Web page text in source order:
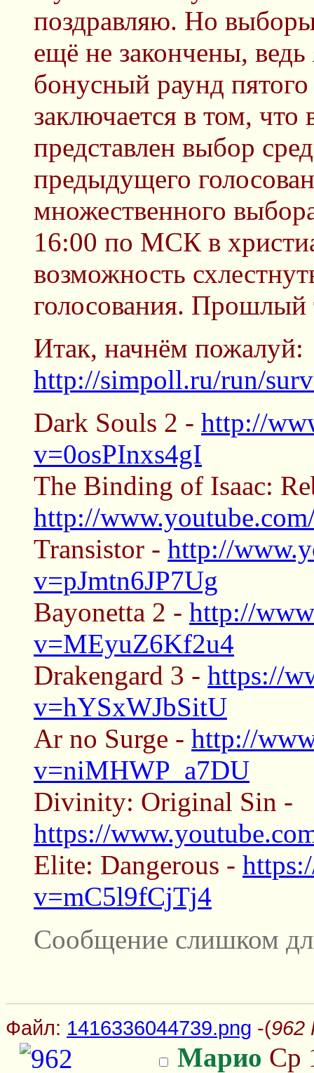
поздравляю. Но
ещё не закончены,
бонусный раунд
заключается в том, что
представлен выбор
предыдущего
множественного
16:00 по МСК в
возможность
голосования. Прошлый
Итак, начнём пожалуй:
http://simpoll.ru/run/
Dark Souls 2 - http://
v=0osPInxs4gI
The Binding of Isaac:
http://
Transistor - http://
v=pJmtn6JP7Ug
Bayonetta 2 - http://
v=MEyuZ6Kf2u4
Drakengard 3 - https://
v=hYSxWJbSitU
Ar no Surge - http://
v=niMHWP_a7DU
Divinity: Original Sin -
https://
Elite: Dangerous -
v=mC5l9fCjTj4
Сообщение слишком
Файл: 1416336044739.png -(962
Марио Ср